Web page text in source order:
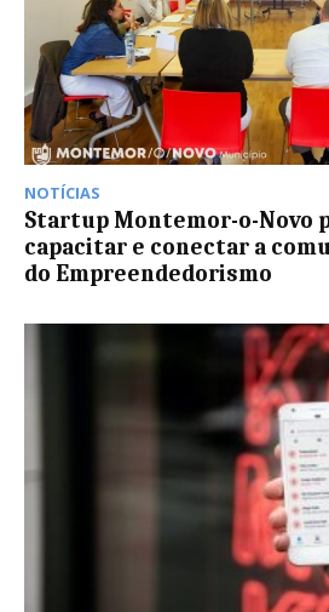
NOTÍCIAS
Startup Montemor-o-Novo
capacitar e conectar a
do Empreendedorismo